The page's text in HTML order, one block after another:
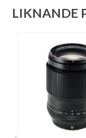
LIKNANDE